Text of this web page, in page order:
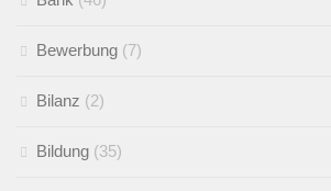
Bewerbung (7)
Bilanz (2)
Bildung (35)